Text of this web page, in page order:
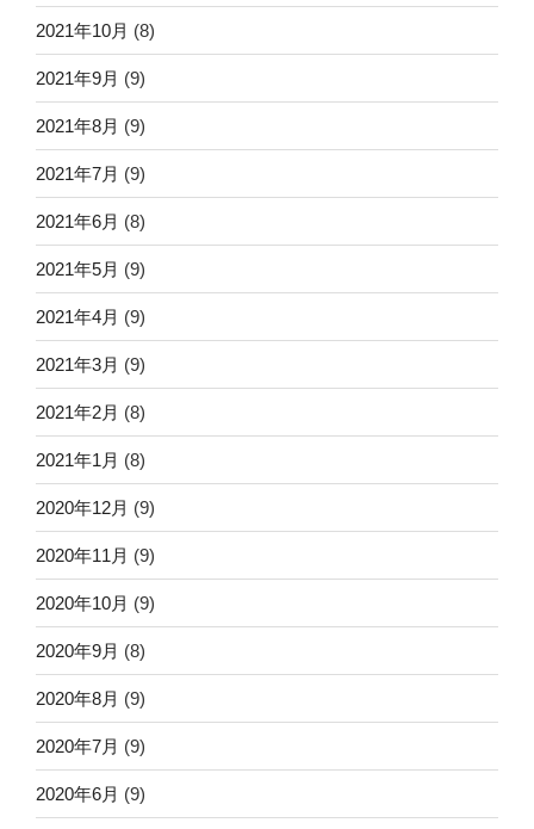
2021年10月 (8)
2021年9月 (9)
2021年8月 (9)
2021年7月 (9)
2021年6月 (8)
2021年5月 (9)
2021年4月 (9)
2021年3月 (9)
2021年2月 (8)
2021年1月 (8)
2020年12月 (9)
2020年11月 (9)
2020年10月 (9)
2020年9月 (8)
2020年8月 (9)
2020年7月 (9)
2020年6月 (9)